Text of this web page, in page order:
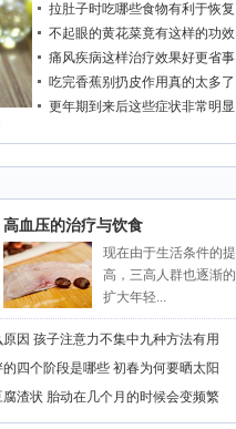
拉肚子时吃哪些食物有利于恢复
不起眼的黄花菜竟有这样的功效
痛风疾病这样治疗效果好更省事
吃完香蕉别扔皮作用真的太多了
更年期到来后这些症状非常明显
高血压的治疗与饮食
现在由于生活条件的提
高，三高人群也逐渐的
扩大年轻...
因 孩子注意力不集中九种方法有用
四个阶段是哪些 初春为何要晒太阳
腐渣状 胎动在几个月的时候会变频繁